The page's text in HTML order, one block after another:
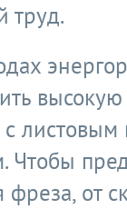
труд.
высокую
с листовым
от